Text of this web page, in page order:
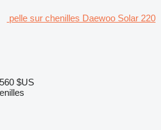
pelle sur chenilles Daewoo Solar 220
$US